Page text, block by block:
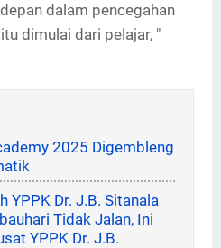
dalam pencegahan
dimulai dari pelajar, "
2025 Digembleng
YPPK Dr. J.B. Sitanala
Tidak Jalan, Ini
YPPK Dr. J.B.